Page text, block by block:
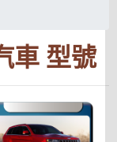
車 型號